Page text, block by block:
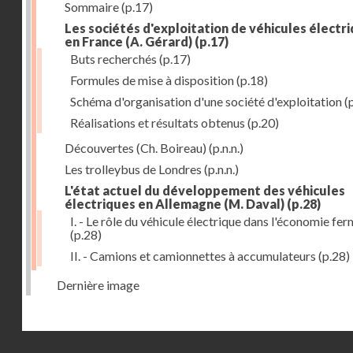
Sommaire(p.17)
Les sociétés d'exploitation de véhicules
en France (A. Gérard) (p.17)
Buts recherchés (p.17)
Formules de mise à disposition(p.18)
Schéma d'organisation d'une société d'exploitation
Réalisations et résultats obtenus (p.20)
Découvertes (Ch. Boireau) (p.n.n.)
Les trolleybus de Londres (p.n.n.)
L'état actuel du développement des véhicules
électriques en Allemagne (M. Daval) (p.28)
I. - Le rôle du véhicule électrique dans l'économie
(p.28)
II. - Camions et camionnettes à accumulateurs (p.28)
Dernière image